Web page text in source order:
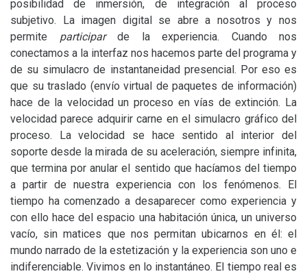
posibilidad de inmersión, de integración al proceso
subjetivo. La imagen digital se abre a nosotros y nos
permite participar
de la experiencia. Cuando nos
conectamos a la interfaz nos hacemos parte del programa y
de su simulacro de instantaneidad presencial. Por eso es
que su traslado (envío virtual de paquetes de información)
hace de la velocidad un proceso en vías de extinción. La
velocidad parece adquirir carne en el simulacro gráfico del
proceso. La velocidad se hace sentido al interior del
soporte desde la mirada de su aceleración, siempre infinita,
que termina por anular el sentido que hacíamos del tiempo
a partir de nuestra experiencia con los fenómenos. El
tiempo ha comenzado a desaparecer como experiencia y
con ello hace del espacio una habitación única, un universo
vacío, sin matices que nos permitan ubicarnos en él: el
mundo narrado de la estetización y la experiencia son uno e
indiferenciable. Vivimos en lo instantáneo. El tiempo real es